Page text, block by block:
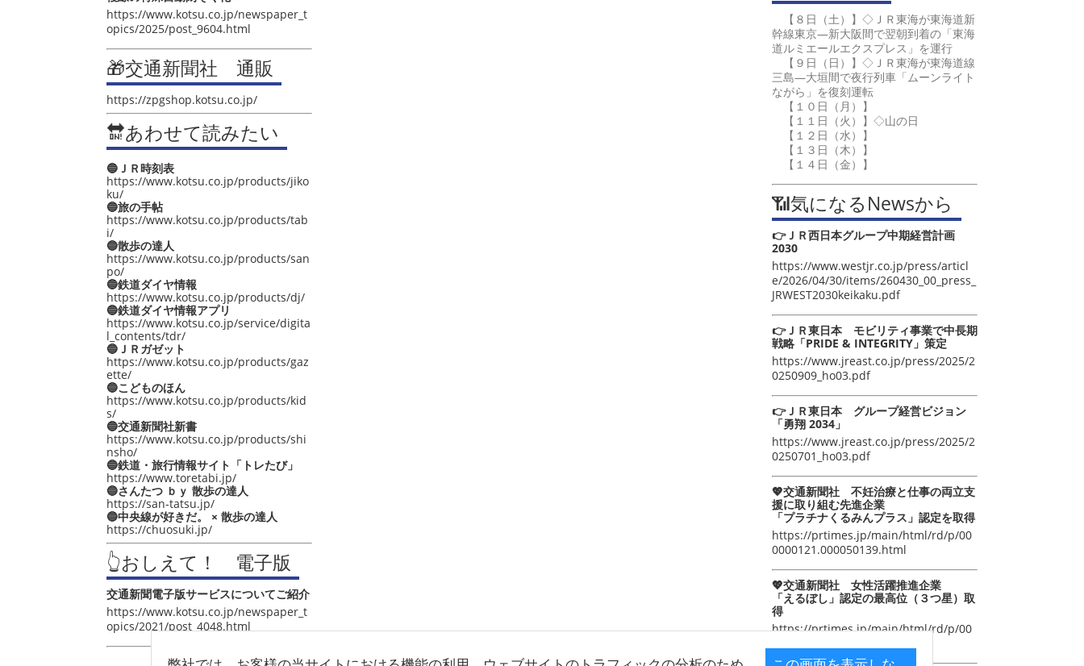
https://www.kotsu.co.jp/newspaper_t
opics/2025/post_9604.html
🎁交通新聞社 通販
https://zpgshop.kotsu.co.jp/
🔛あわせて読みたい
🔵ＪＲ時刻表
https://www.kotsu.co.jp/products/jiko
ku/
🔵旅の手帖
https://www.kotsu.co.jp/products/tab
i/
🔵散歩の達人
https://www.kotsu.co.jp/products/san
po/
🔵鉄道ダイヤ情報
https://www.kotsu.co.jp/products/dj/
🔵鉄道ダイヤ情報アプリ
https://www.kotsu.co.jp/service/digita
l_contents/tdr/
🔵ＪＲガゼット
https://www.kotsu.co.jp/products/gaz
ette/
🔵こどものほん
https://www.kotsu.co.jp/products/kid
s/
🔵交通新聞社新書
https://www.kotsu.co.jp/products/shi
nsho/
🔵鉄道・旅行情報サイト「トレたび」
https://www.toretabi.jp/
🔵さんたつ ｂｙ 散歩の達人
https://san-tatsu.jp/
🔵中央線が好きだ。 × 散歩の達人
https://chuosuki.jp/
👆おしえて！ 電子版
交通新聞電子版サービスについてご紹介
https://www.kotsu.co.jp/newspaper_t
opics/2021/post_4048.html
【８日（土）】◇ＪＲ東海が東海道新
幹線東京―新大阪間で翌朝到着の「東海
道ルミエールエクスプレス」を運行
【９日（日）】◇ＪＲ東海が東海道線
三島―大垣間で夜行列車「ムーンライト
ながら」を復刻運転
【１０日（月）】
【１１日（火）】◇山の日
【１２日（水）】
【１３日（木）】
【１４日（金）】
📶気になるNewsから
👉ＪＲ西日本グループ中期経営計画
2030
https://www.westjr.co.jp/press/articl
e/2026/04/30/items/260430_00_press_
JRWEST2030keikaku.pdf
👉ＪＲ東日本 モビリティ事業で中長期
戦略「PRIDE & INTEGRITY」策定
https://www.jreast.co.jp/press/2025/2
0250909_ho03.pdf
👉ＪＲ東日本 グループ経営ビジョン
「勇翔 2034」
https://www.jreast.co.jp/press/2025/2
0250701_ho03.pdf
💖交通新聞社 不妊治療と仕事の両立支
援に取り組む先進企業
「プラチナくるみんプラス」認定を取得
https://prtimes.jp/main/html/rd/p/00
0000121.000050139.html
💖交通新聞社 女性活躍推進企業
「えるぼし」認定の最高位（３つ星）取
得
https://prtimes.jp/main/html/rd/p/00